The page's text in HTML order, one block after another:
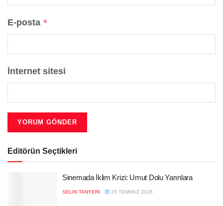
E-posta *
İnternet sitesi
Editörün Seçtikleri
Sinemada İklim Krizi: Umut Dolu Yarınlara
SELIN TANYERI 29 TEMMUZ 2026